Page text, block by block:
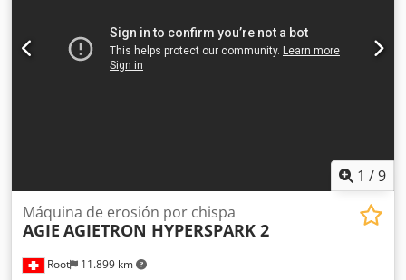
1 /9
Root 11.899 km
Máquina de erosión por chispa
AGIE AGIETRON HYPERSPARK 2